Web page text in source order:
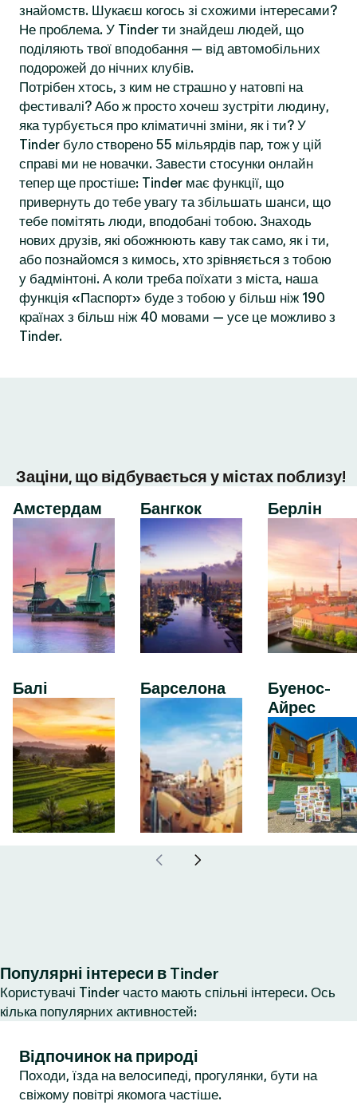
знайомств. Шукаєш когось зі схожими інтересами?
Не проблема. У Tinder ти знайдеш людей, що
поділяють твої вподобання — від автомобільних
подорожей до нічних клубів.
Потрібен хтось, з ким не страшно у натовпі на
фестивалі? Або ж просто хочеш зустріти людину,
яка турбується про кліматичні зміни, як і ти? У
Tinder було створено 55 мільярдів пар, тож у цій
справі ми не новачки. Завести стосунки онлайн
тепер ще простіше: Tinder має функції, що
привернуть до тебе увагу та збільшать шанси, що
тебе помітять люди, вподобані тобою. Знаходь
нових друзів, які обожнюють каву так само, як і ти,
або познайомся з кимось, хто зрівняється з тобою
у бадмінтоні. А коли треба поїхати з міста, наша
функція «Паспорт» буде з тобою у більш ніж 190
країнах з більш ніж 40 мовами — усе це можливо з
Tinder.
Заціни, що відбувається у містах поблизу!
Амстердам
Балі
Бангкок
Барселона
Берлін
Буенос-
Айрес
Популярні інтереси в Tinder
Користувачі Tinder часто мають спільні інтереси. Ось
кілька популярних активностей:
Відпочинок на природі
Походи, їзда на велосипеді, прогулянки, бути на
свіжому повітрі якомога частіше.